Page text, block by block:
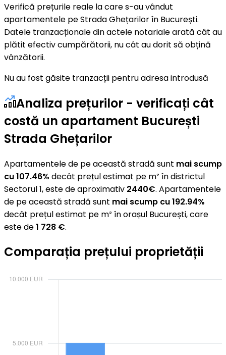
Verifică prețurile reale la care s-au vândut
apartamentele pe Strada Ghețarilor în București.
Datele tranzacționale din actele notariale arată cât au
plătit efectiv cumpărătorii, nu cât au dorit să obțină
vânzătorii.
Nu au fost găsite tranzacții pentru adresa introdusă
Analiza prețurilor - verificați cât
costă un apartament București
Strada Ghețarilor
Apartamentele de pe această stradă sunt mai scump
cu 107.46% decât prețul estimat pe m² în districtul
Sectorul 1, este de aproximativ 2440€. Apartamentele
de pe această stradă sunt mai scump cu 192.94%
decât prețul estimat pe m² în orașul București, care
este de1 728 €.
Comparația prețului proprietății